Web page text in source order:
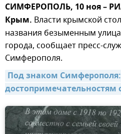
СИМФЕРОПОЛЬ, 10 ноя –
Крым. Власти крымской
названия безыменным
города, сообщает пресс-
Симферополя.
Под знаком
достопримечательностям